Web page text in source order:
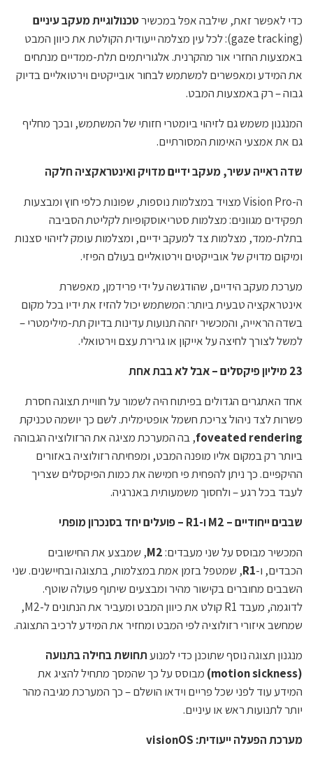
כדי לאפשר זאת, שילבה אפל במכשירטכנולוגיית מעקב עיניים
(gaze tracking): לכל עין מצלמה ייעודית הקולטת את כיוון המבט
באמצעות החזרי אור מהקרנית. אלגוריתמים תלת-ממדיים מנתחים
את המידע ומאפשרים למשתמש לבחור אובייקטים וירטואליים בדיוק
גבוה – רק באמצעות המבט.
המנגנון משמש גם לזיהוי ביומטרי חזותי של המשתמש, ובכך מחליף
גם את אמצעי האימות המסורתיים.
שדה ראייה עשיר, מעקב ידיים מדויק ואינטראקציה חלקה
ה-Vision Pro מצויד במצלמות נוספות, שפונות כלפי חוץ ומבצעות
תפקידים מגוונים: מצלמות סטריאוסקופיות לקליטת הסביבה
בתלת-ממד, מצלמות צד למעקב ידיים, ומצלמות עומק לזיהוי סצנות
ומיקום מדויק של אובייקטים וירטואליים בעולם הפיזי.
מערכת מעקב הידיים, שהודגשה על ידי פרידמן, מאפשרת
אינטראקציה טבעית ביותר: המשתמש יכול להזיז את ידיו בכל מקום
בשדה הראייה, והמכשיר יזהה תנועות עדינות בדיוק תת-מילימטרי –
למשל לצורך לחיצה על אייקון או גרירת עצם וירטואלי.
23 מיליון פיקסלים – אבל לא בבת אחת
אחד האתגרים הגדולים בפיתוח היה לשמור על חוויית תצוגה חסרת
פשרות לצד ניהול צריכת חשמל אופטימלית. לשם כך יושמה טכניקת
foveated rendering, בה המערכת מציגה את הרזולוציה הגבוהה
ביותר רק במקום אליו מופנה המבט, ומפחיתה רזולוציה באזורים
ההיקפיים. כך ניתן להפחית פי חמישה את כמות הפיקסלים שצריך
לעבד בכל רגע – ולחסוך משמעותית באנרגיה.
שבבים ייחודיים – M2 ו-R1 – פועלים יחד בסנכרון מופתי
המכשיר מבוסס על שני מעבדים:M2, שמבצע את החישובים
הכבדים, ו-R1, שמטפל בזמן אמת במצלמות, בתצוגה ובחיישנים. שני
השבבים מחוברים בקישור מהיר ומבצעים שיתוף פעולה שוטף.
לדוגמה, מעבד R1 קולט את כיוון המבט ומעביר את הנתונים ל-M2,
שמחשב איזורי רזולוציה לפי המבט ומחזיר את המידע לרכיב התצוגה.
מנגנון תצוגה נוסף שתוכנן כדי למנוע תחושת בחילה בתנועה
(motion sickness)
מבוסס על כך שהמסך מתחיל להציג את
המידע עוד לפני שכל פריים וידאו הושלם – כך המערכת מגיבה מהר
יותר לתנועות ראש או עיניים.
מערכת הפעלה ייעודית: visionOS